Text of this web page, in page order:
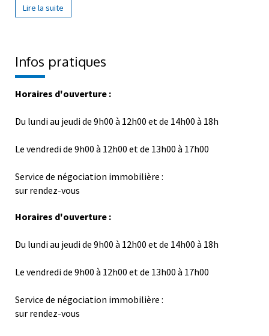
Lire la suite
Infos pratiques
Horaires d'ouverture :
Du lundi au jeudi de 9h00 à 12h00 et de 14h00 à 18h
Le vendredi de 9h00 à 12h00 et de 13h00 à 17h00
Service de négociation immobilière :
sur rendez-vous
Horaires d'ouverture :
Du lundi au jeudi de 9h00 à 12h00 et de 14h00 à 18h
Le vendredi de 9h00 à 12h00 et de 13h00 à 17h00
Service de négociation immobilière :
sur rendez-vous